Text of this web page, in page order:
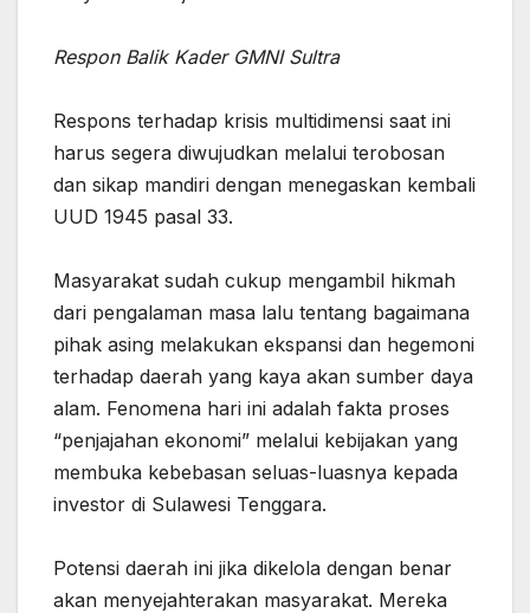
Respon Balik Kader GMNI Sultra
‎Respons terhadap krisis multidimensi saat ini
harus segera diwujudkan melalui terobosan
dan sikap mandiri dengan menegaskan kembali
UUD 1945 pasal 33.
‎Masyarakat sudah cukup mengambil hikmah
dari pengalaman masa lalu tentang bagaimana
pihak asing melakukan ekspansi dan hegemoni
terhadap daerah yang kaya akan sumber daya
alam. Fenomena hari ini adalah fakta proses
“penjajahan ekonomi” melalui kebijakan yang
membuka kebebasan seluas-luasnya kepada
‎investor di Sulawesi Tenggara.
‎Potensi daerah ini jika dikelola dengan benar
akan menyejahterakan masyarakat. Mereka